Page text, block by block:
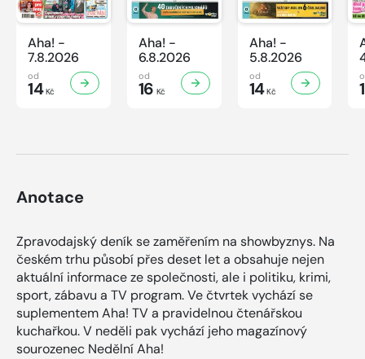
Aha! -
7.8.2026
od
14Kč
Aha! -
6.8.2026
od
16 Kč
Aha! -
5.8.2026
od
14Kč
Anotace
Zpravodajský deník se zaměřením na showbyznys. Na
českém trhu působí přes deset let a obsahuje nejen
aktuální informace ze společnosti, ale i politiku, krimi,
sport, zábavu a TV program. Ve čtvrtek vychází se
suplementem Aha! TV a pravidelnou čtenářskou
kuchařkou. V neděli pak vychází jeho magazínový
sourozenec Nedělní Aha!